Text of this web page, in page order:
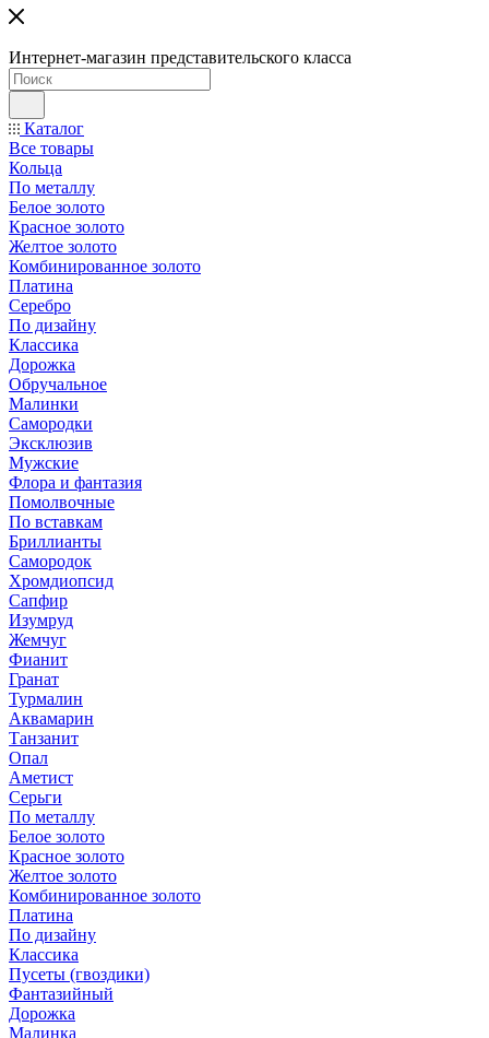
Интернет-магазин представительского класса
Каталог
Все товары
Кольца
По металлу
Белое золото
Красное золото
Желтое золото
Комбинированное золото
Платина
Серебро
По дизайну
Классика
Дорожка
Обручальное
Малинки
Самородки
Эксклюзив
Мужские
Флора и фантазия
Помолвочные
По вставкам
Бриллианты
Самородок
Хромдиопсид
Сапфир
Изумруд
Жемчуг
Фианит
Гранат
Турмалин
Аквамарин
Танзанит
Опал
Аметист
Серьги
По металлу
Белое золото
Красное золото
Желтое золото
Комбинированное золото
Платина
По дизайну
Классика
Пусеты (гвоздики)
Фантазийный
Дорожка
Малинка